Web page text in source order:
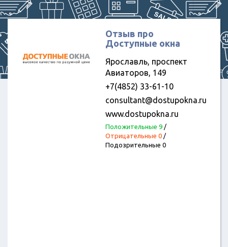
Отзыв про
Доступные окна
Ярославль, проспект
Авиаторов, 149
+7(4852) 33-61-10
consultant@dostupokna.ru
www.dostupokna.ru
Положительные 9/
Отрицательные 0/
Подозрительные 0